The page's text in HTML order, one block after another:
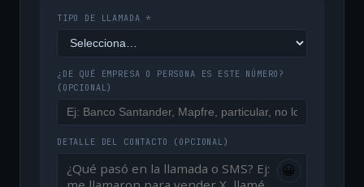
TIPO DE LLAMADA *
¿DE QUÉ EMPRESA O PERSONA ES ESTE NÚMERO?
(OPCIONAL)
DETALLE DEL CONTACTO (OPCIONAL)
😀